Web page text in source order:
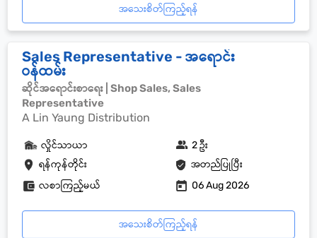
အသေးစိတ်ကြည့်ရန်
Sales Representative - အရောင်း
ဝန်ထမ်း
ဆိုင်အရောင်းစာရေး | Shop Sales, Sales
Representative
A Lin Yaung Distribution
ရန်ကုန်တိုင်း အတည်ပြုပြီး
လှိုင်သာယာ 2 ဦး
လစာကြည့်မယ် 06 Aug 2026
အသေးစိတ်ကြည့်ရန်